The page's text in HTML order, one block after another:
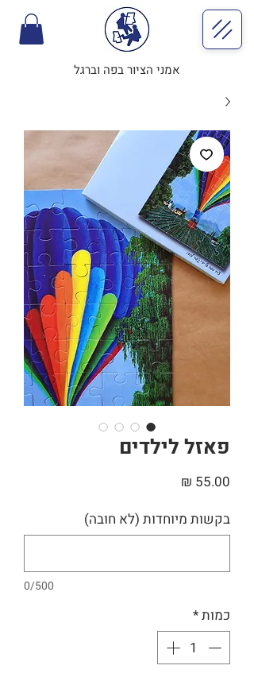
אמני הציור בפה וברגל
פאזל לילדים
בקשות מיוחדות (לא חובה)
0/500
כמות*